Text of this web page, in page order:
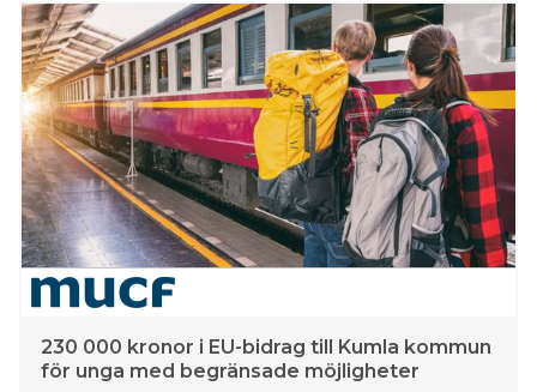
däribland insamlingsstiftelsen Rapatac som får 54 500 euro
för projektet “Young Rapatac 2.0”
230 000 kronor i EU-bidrag till Kumla kommun
för unga med begränsade möjligheter